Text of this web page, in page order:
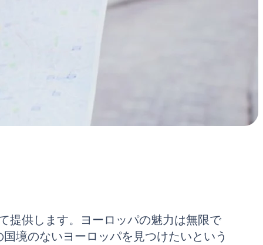
提供します。ヨーロッパの魅力は無限で
境のないヨーロッパを見つけたいという